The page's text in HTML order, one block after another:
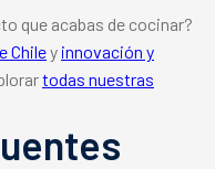
que acabas de cocinar?
Chiley innovación y
todas nuestras